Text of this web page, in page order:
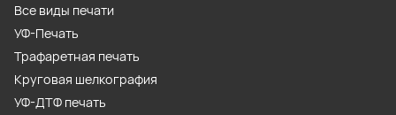
Все виды печати
УФ-Печать
Трафаретная печать
Круговая шелкография
УФ-ДТФ печать